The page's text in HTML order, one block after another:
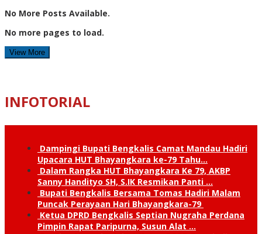
No More Posts Available.
No more pages to load.
View More
INFOTORIAL
Dampingi Bupati Bengkalis Camat Mandau Hadiri
Upacara HUT Bhayangkara ke-79 Tahu…
Dalam Rangka HUT Bhayangkara Ke 79, AKBP
Sanny Handityo SH, S.IK Resmikan Panti …
Bupati Bengkalis Bersama Tomas Hadiri Malam
Puncak Perayaan Hari Bhayangkara-79
Ketua DPRD Bengkalis Septian Nugraha Perdana
Pimpin Rapat Paripurna, Susun Alat …